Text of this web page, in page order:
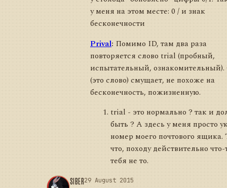
у меня на этом месте: 0 / и знак
бесконечности
Prival: Помимо ID, там два раза
повторяется слово trial (пробный,
испытательный,
(это слово) смущает, не похоже на
бесконечность, пожизненную.
trial - это нормально ? так и
быть ? А здесь у меня просто
номер моего почтового ящика.
что, походу действительно что-
тебя не то.
SIBER29 August 2015